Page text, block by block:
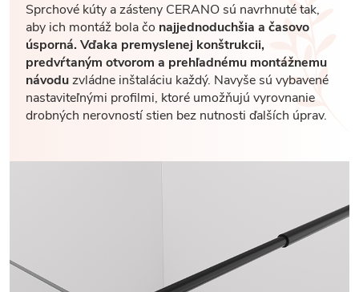
Sprchové kúty a zásteny CERANO sú navrhnuté tak,
aby ich montáž bola čo najjednoduchšia a časovo
úsporná. Vďaka premyslenej konštrukcii,
predvŕtaným otvorom a prehľadnému montážnemu
návoduzvládne inštaláciu každý. Navyše sú vybavené
nastaviteľnými profilmi, ktoré umožňujú vyrovnanie
drobných nerovností stien bez nutnosti ďalších úprav.